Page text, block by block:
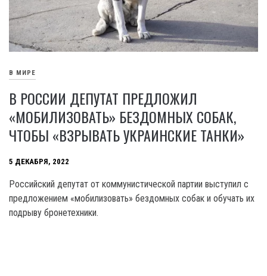
В МИРЕ
В РОССИИ ДЕПУТАТ ПРЕДЛОЖИЛ
«МОБИЛИЗОВАТЬ» БЕЗДОМНЫХ СОБАК,
ЧТОБЫ «ВЗРЫВАТЬ УКРАИНСКИЕ ТАНКИ»
5 ДЕКАБРЯ, 2022
Российский депутат от коммунистической партии выступил с
предложением «мобилизовать» бездомных собак и обучать их
подрыву бронетехники.